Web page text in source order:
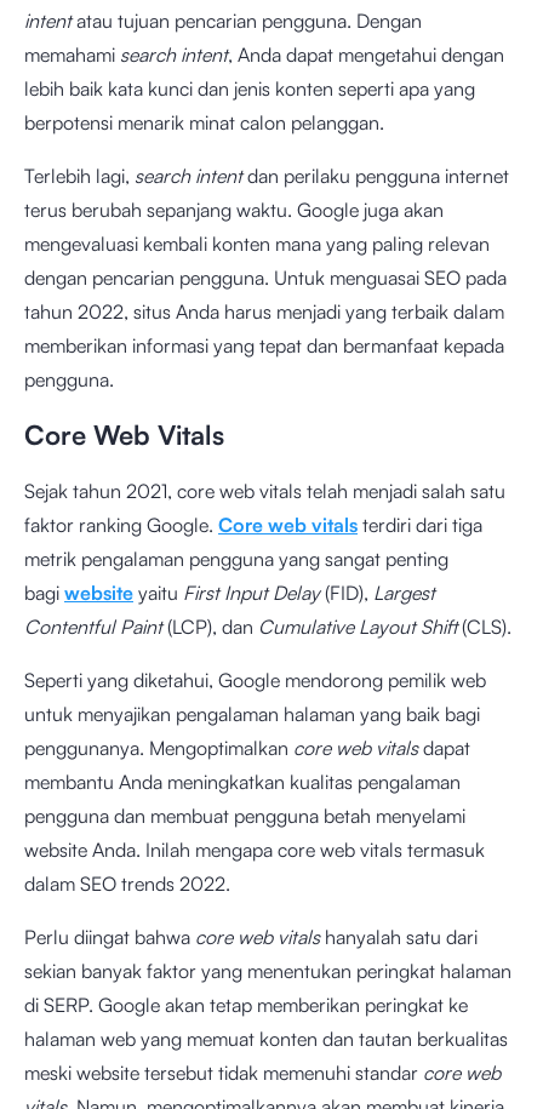
intentatau tujuan pencarian pengguna. Dengan
memahami search intent, Anda dapat mengetahui dengan
lebih baik kata kunci dan jenis konten seperti apa yang
berpotensi menarik minat calon pelanggan.
Terlebih lagi, search intentdan perilaku pengguna internet
terus berubah sepanjang waktu. Google juga akan
mengevaluasi kembali konten mana yang paling relevan
dengan pencarian pengguna. Untuk menguasai SEO pada
tahun 2022, situs Anda harus menjadi yang terbaik dalam
memberikan informasi yang tepat dan bermanfaat kepada
pengguna.
Core Web Vitals
Sejak tahun 2021, core web vitals telah menjadi salah satu
faktor ranking Google. Core web vitals terdiri dari tiga
metrik pengalaman pengguna yang sangat penting
bagi website yaitu First Input Delay(FID), Largest
Contentful Paint(LCP), dan Cumulative Layout Shift(CLS).
Seperti yang diketahui, Google mendorong pemilik web
untuk menyajikan pengalaman halaman yang baik bagi
penggunanya. Mengoptimalkan core web vitalsdapat
membantu Anda meningkatkan kualitas pengalaman
pengguna dan membuat pengguna betah menyelami
website Anda. Inilah mengapa core web vitals termasuk
dalam SEO trends 2022.
Perlu diingat bahwa core web vitalshanyalah satu dari
sekian banyak faktor yang menentukan peringkat halaman
di SERP. Google akan tetap memberikan peringkat ke
halaman web yang memuat konten dan tautan berkualitas
meski website tersebut tidak memenuhi standar core web